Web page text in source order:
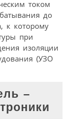
током
до
к которому
при
изоляции
(УЗО
–